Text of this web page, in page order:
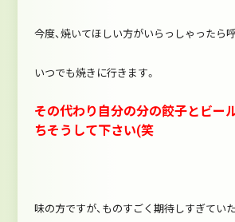
今度、焼いてほしい方がいらっしゃったら
いつでも焼きに行きます。
その代わり自分の分の餃子とビー
ちそうして下さい(笑
味の方ですが、ものすごく期待しすぎていた